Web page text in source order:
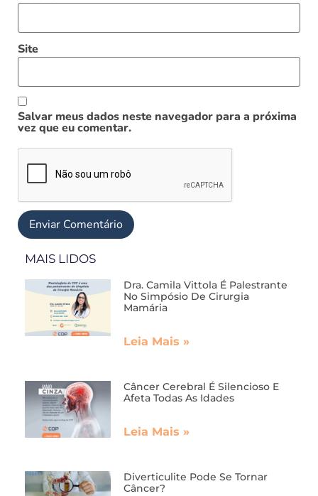
Site
Salvar meus dados neste navegador para a próxima
vez que eu comentar.
MAIS LIDOS
Dra. Camila Vittola É Palestrante
No Simpósio De Cirurgia
Mamária
Leia Mais »
Câncer Cerebral É Silencioso E
Afeta Todas As Idades
Leia Mais »
Diverticulite Pode Se Tornar
Câncer?